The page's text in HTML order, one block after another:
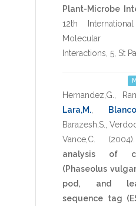
Plant-Microbe
12th
Molecular
Interactions 5 St
Hernandez,G.
Lara,M.
Barazesh,S.
Vance,C.
(2004)
analysis of
(Phaseolus
pod, and
sequence tag